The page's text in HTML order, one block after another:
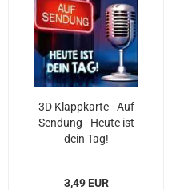
3D Klappkarte - Auf
Sendung - Heute ist
dein Tag!
3,49 EUR